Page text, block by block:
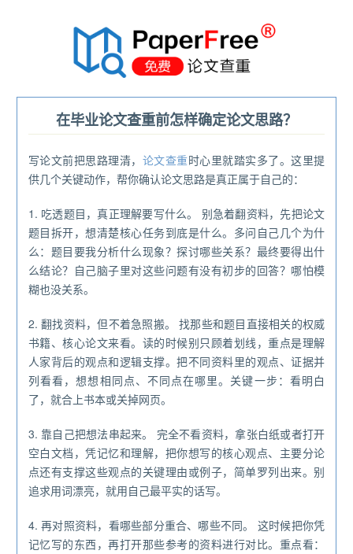
在毕业论文查重前怎样确定论文思路？
写论文前把思路理清， 论文查重时心里就踏实多了。这里提
供几个关键动作，帮你确认论文思路是真正属于自己的：
1. 吃透题目，真正理解要写什么。 别急着翻资料，先把论文
题目拆开，想清楚核心任务到底是什么。多问自己几个为什
么：题目要我分析什么现象？探讨哪些关系？最终要得出什
么结论？自己脑子里对这些问题有没有初步的回答？哪怕模
糊也没关系。
2. 翻找资料，但不着急照搬。 找那些和题目直接相关的权威
书籍、核心论文来看。读的时候别只顾着划线，重点是理解
人家背后的观点和逻辑支撑。把不同资料里的观点、证据并
列看看，想想相同点、不同点在哪里。关键一步：看明白
了，就合上书本或关掉网页。
3. 靠自己把想法串起来。 完全不看资料，拿张白纸或者打开
空白文档，凭记忆和理解，把你想写的核心观点、主要分论
点还有支撑这些观点的关键理由或例子，简单罗列出来。别
追求用词漂亮，就用自己最平实的话写。
4. 再对照资料，看哪些部分重合、哪些不同。 这时候把你凭
记忆写的东西，再打开那些参考的资料进行对比。重点看：